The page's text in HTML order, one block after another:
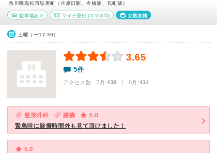
香川県高松市塩屋町（片原町駅、今橋駅、瓦町駅）
駐車場あり マイナ受付(スマホ可) 女医在籍
土曜（〜17:30）
3.65
5件
アクセス数 7月:438 | 6月:432
整形外科 腰痛
5.0
緊急時に診療時間外も見て頂けました！
5.0